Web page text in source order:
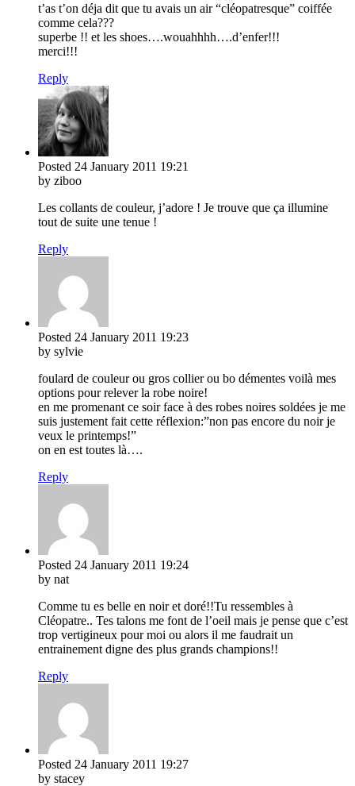
t’as t’on déja dit que tu avais un air “cléopatresque” coiffée
comme cela???
superbe !! et les shoes….wouahhhh….d’enfer!!!
merci!!!
Reply
Posted 24 January 2011 19:21
by ziboo
Les collants de couleur, j’adore ! Je trouve que ça illumine
tout de suite une tenue !
Reply
Posted 24 January 2011 19:23
by sylvie
foulard de couleur ou gros collier ou bo démentes voilà mes
options pour relever la robe noire!
en me promenant ce soir face à des robes noires soldées je me
suis justement fait cette réflexion:”non pas encore du noir je
veux le printemps!”
on en est toutes là….
Reply
Posted 24 January 2011 19:24
by nat
Comme tu es belle en noir et doré!!Tu ressembles à
Cléopatre.. Tes talons me font de l’oeil mais je pense que c’est
trop vertigineux pour moi ou alors il me faudrait un
entrainement digne des plus grands champions!!
Reply
Posted 24 January 2011 19:27
by stacey